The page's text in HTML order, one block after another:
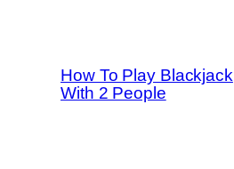
How To Play Blackjack
With 2 People